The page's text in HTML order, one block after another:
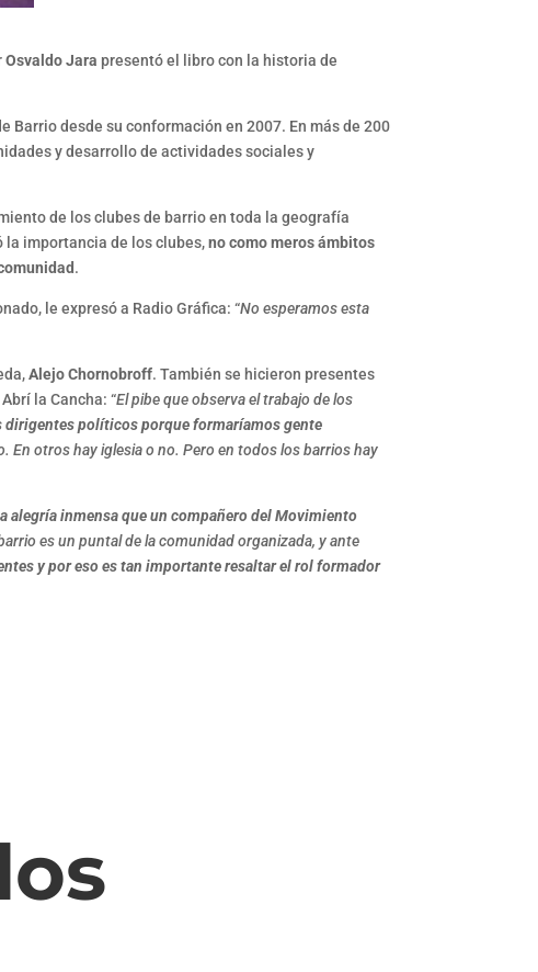
Osvaldo Jara presentó el libro con la historia de
Barrio desde su conformación en 2007. En más de 200
y desarrollo de actividades sociales y
de los clubes de barrio en toda la geografía
la importancia de los clubes,no como meros ámbitos
.
le expresó a Radio Gráfica: “No esperamos esta
Alejo Chornobroff. También se hicieron presentes
la Cancha: “El pibe que observa el trabajo de los
dirigentes políticos porque formaríamos gente
En otros hay iglesia o no. Pero en todos los barrios hay
alegría inmensa que un compañero del Movimiento
es un puntal de la comunidad organizada, y ante
y por eso es tan importante resaltar el rol formador